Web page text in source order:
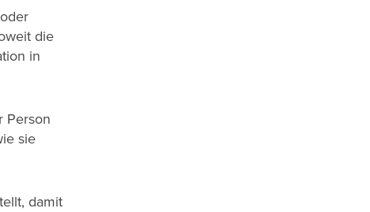
die
in
Person
sie
damit